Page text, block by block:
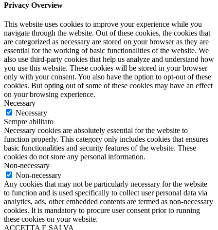
Privacy Overview
This website uses cookies to improve your experience while you
navigate through the website. Out of these cookies, the cookies that
are categorized as necessary are stored on your browser as they are
essential for the working of basic functionalities of the website. We
also use third-party cookies that help us analyze and understand how
you use this website. These cookies will be stored in your browser
only with your consent. You also have the option to opt-out of these
cookies. But opting out of some of these cookies may have an effect
on your browsing experience.
Necessary
Necessary
Sempre abilitato
Necessary cookies are absolutely essential for the website to
function properly. This category only includes cookies that ensures
basic functionalities and security features of the website. These
cookies do not store any personal information.
Non-necessary
Non-necessary
Any cookies that may not be particularly necessary for the website
to function and is used specifically to collect user personal data via
analytics, ads, other embedded contents are termed as non-necessary
cookies. It is mandatory to procure user consent prior to running
these cookies on your website.
ACCETTA E SALVA